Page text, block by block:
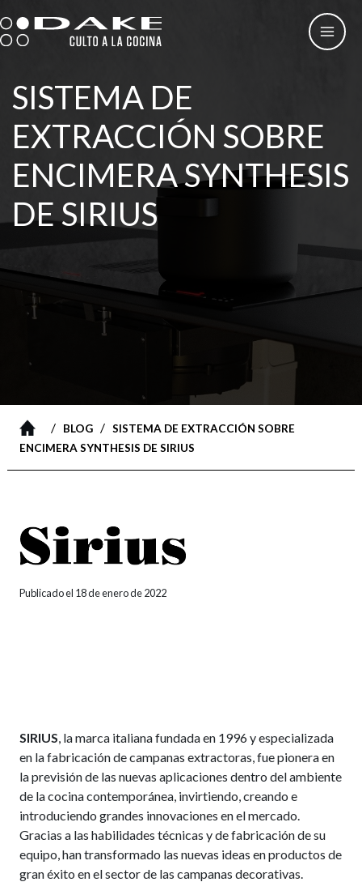
al
contenido
SISTEMA DE
EXTRACCIÓN SOBRE
ENCIMERA SYNTHESIS
DE SIRIUS
/ BLOG/ SISTEMA DE EXTRACCIÓN SOBRE
ENCIMERA SYNTHESIS DE SIRIUS
Publicado el 18 de enero de 2022
SIRIUS, la marca italiana fundada en 1996 y especializada
en la fabricación de campanas extractoras, fue pionera en
la previsión de las nuevas aplicaciones dentro del ambiente
de la cocina contemporánea, invirtiendo, creando e
introduciendo grandes innovaciones en el mercado.
Gracias a las habilidades técnicas y de fabricación de su
equipo, han transformado las nuevas ideas en productos de
gran éxito en el sector de las campanas decorativas.